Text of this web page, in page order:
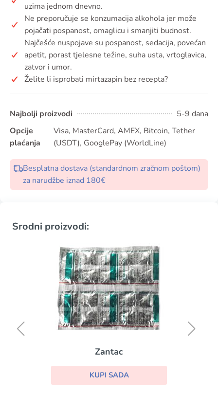
uzima jednom dnevno.
Ne preporučuje se konzumacija alkohola jer može
pojačati pospanost, omaglicu i smanjiti budnost.
Najčešće nuspojave su pospanost, sedacija, povećan
apetit, porast tjelesne težine, suha usta, vrtoglavica,
zatvor i umor.
Želite li isprobati mirtazapin bez recepta?
Najbolji proizvodi
5-9 dana
Opcije
plaćanja
Visa, MasterCard, AMEX, Bitcoin, Tether
(USDT), GooglePay (WorldLine)
Besplatna dostava (standardnom zračnom poštom)
za narudžbe iznad 180€
Srodni proizvodi:
Zantac
KUPI SADA